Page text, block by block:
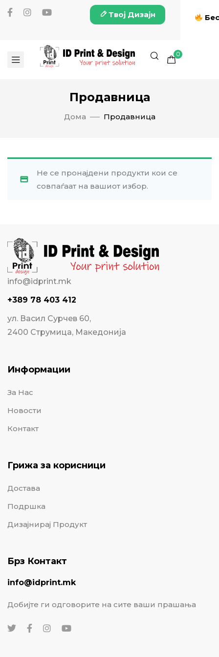
Твој Дизајн
0
Продавница
Дома Продавница
Не се пронајдени продукти кои се
совпаѓаат на вашиот избор.
info@idprint.mk
+389 78 403 412
ул. Васил Сурчев 60,
2400 Струмица, Македонија
Информации
За Нас
Новости
Контакт
Грижа за корисници
Достава
Подршка
Дизајнирај Продукт
Брз Контакт
info@idprint.mk
Добијте ги одговорите на сите ваши прашања